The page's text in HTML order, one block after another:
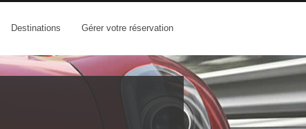
Destinations Gérer votre réservation